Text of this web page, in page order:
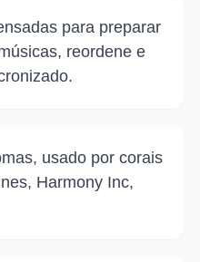
para preparar
reordene e
usado por corais
Harmony Inc,